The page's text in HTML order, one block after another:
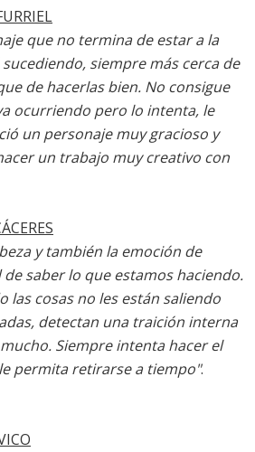
que no termina de estar a la
siempre más cerca de
de hacerlas bien. No consigue
ocurriendo pero lo intenta, le
un personaje muy gracioso y
un trabajo muy creativo con
y también la emoción de
saber lo que estamos haciendo.
las cosas no les están saliendo
detectan una traición interna
Siempre intenta hacer el
permita retirarse a tiempo".